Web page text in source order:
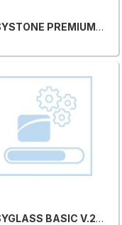
EASYSTONE PREMIUM V.26.1
EASYGLASS BASIC V.26.1